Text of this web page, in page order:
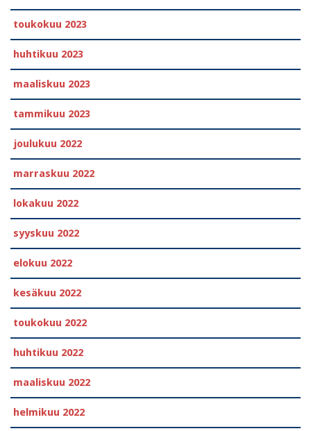
toukokuu 2023
huhtikuu 2023
maaliskuu 2023
tammikuu 2023
joulukuu 2022
marraskuu 2022
lokakuu 2022
syyskuu 2022
elokuu 2022
kesäkuu 2022
toukokuu 2022
huhtikuu 2022
maaliskuu 2022
helmikuu 2022